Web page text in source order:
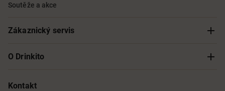
Soutěže a akce
Zákaznický servis
Sledování objednávky
O Drinkito
O nás
Kontakt